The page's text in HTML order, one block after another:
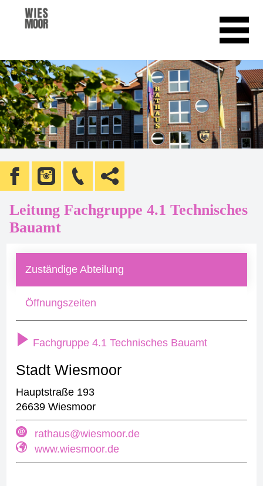
Leitung Fachgruppe 4.1 Technisches
Bauamt
Zuständige Abteilung
Öffnungszeiten
Fachgruppe 4.1 Technisches Bauamt
Stadt Wiesmoor
Hauptstraße 193
26639 Wiesmoor
rathaus@wiesmoor.de
www.wiesmoor.de